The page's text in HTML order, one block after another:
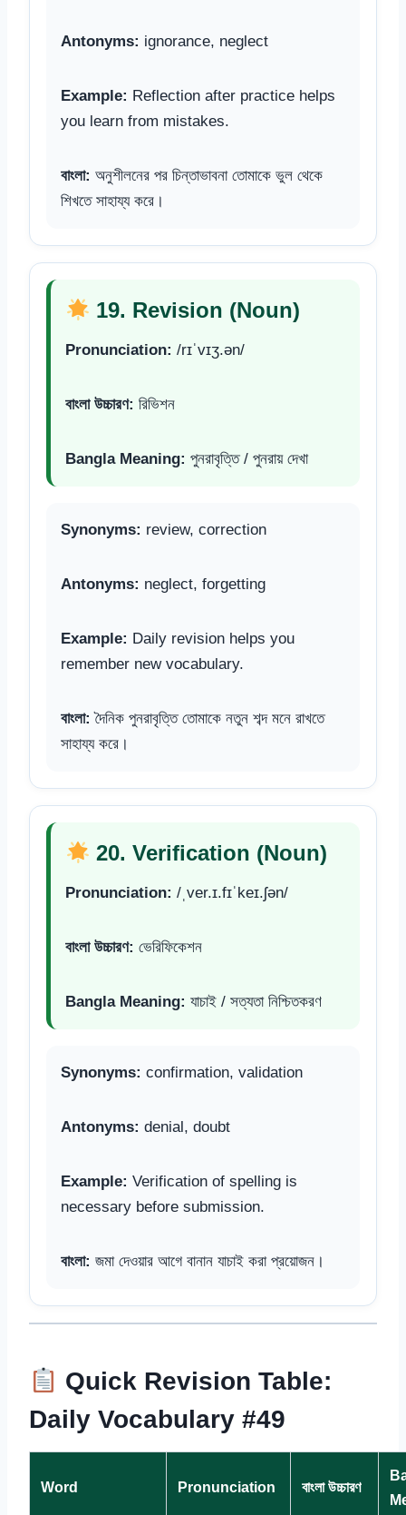
Antonyms: ignorance, neglect
Example: Reflection after practice helps
you learn from mistakes.
বাংলা: অনুশীলনের পর চিন্তাভাবনা তোমাকে ভুল থেকে
শিখতে সাহায্য করে।
19. Revision (Noun)
Pronunciation: /rɪˈvɪʒ.ən/
বাংলা উচ্চারণ: রিভিশন
Bangla Meaning: পুনরাবৃত্তি / পুনরায় দেখা
Synonyms: review, correction
Antonyms: neglect, forgetting
Example: Daily revision helps you
remember new vocabulary.
বাংলা: দৈনিক পুনরাবৃত্তি তোমাকে নতুন শব্দ মনে রাখতে
সাহায্য করে।
20. Verification (Noun)
Pronunciation: /ˌver.ɪ.fɪˈkeɪ.ʃən/
বাংলা উচ্চারণ: ভেরিফিকেশন
Bangla Meaning: যাচাই / সত্যতা নিশ্চিতকরণ
Synonyms: confirmation, validation
Antonyms: denial, doubt
Example: Verification of spelling is
necessary before submission.
বাংলা: জমা দেওয়ার আগে বানান যাচাই করা প্রয়োজন।
Quick Revision Table:
Daily Vocabulary #49
Word Pronunciation বাংলা উচ্চারণ